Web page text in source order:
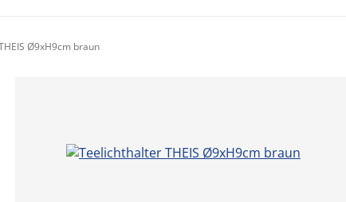
Ø9xH9cm braun